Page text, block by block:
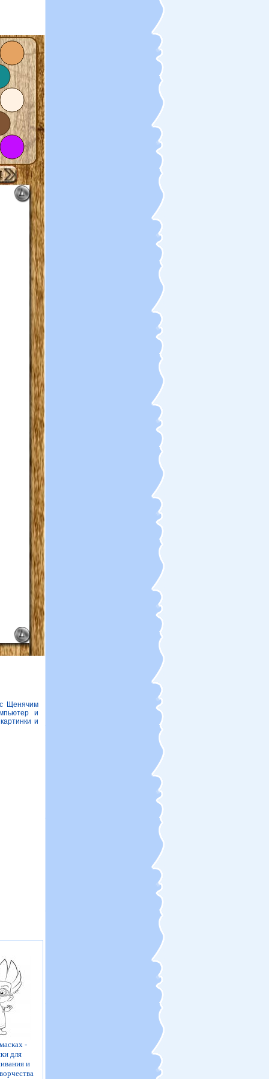
Щенячим
и
и
-
для
и